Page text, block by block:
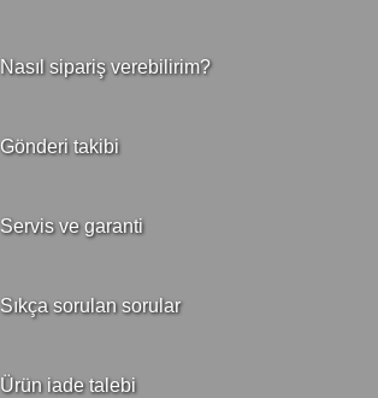
Nasıl sipariş verebilirim?
Gönderi takibi
Servis ve garanti
Sıkça sorulan sorular
Ürün iade talebi